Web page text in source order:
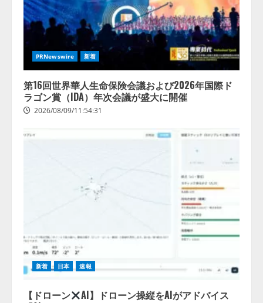
PRNewswire 新着
第16回世界華人生命保険会議および2026年国際ド
ラゴン賞（IDA）年次会議が盛大に開催
2026/08/09/11:54:31
新着 日本 速報
【ドローン
AI】ドローン操縦をAIがアドバイス